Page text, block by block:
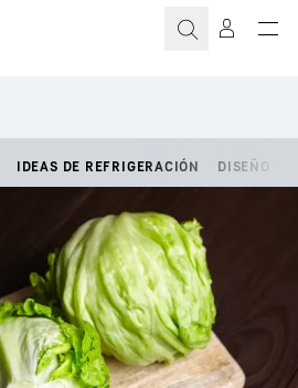
IDEAS DE REFRIGERACIÓN DISEÑO Y